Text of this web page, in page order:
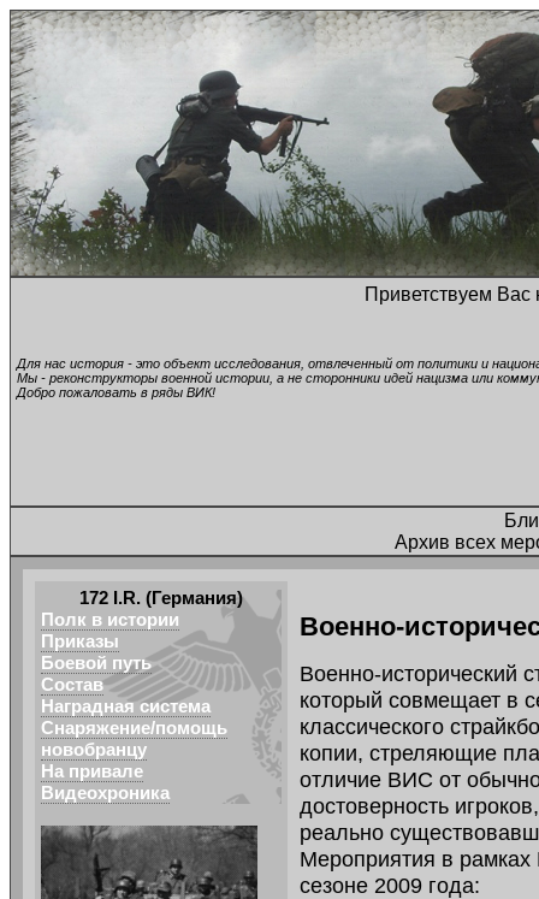
Приветствуем Вас
Для нас история - это объект исследования, отвлеченный от политики и
Мы - реконструкторы военной истории, а не сторонники идей нацизма или
Добро пожаловать в ряды ВИК!
Архив всех
172 I.R. (Германия)
Полк в истории
Приказы
Боевой путь
Состав
Наградная система
Снаряжение/помощь
новобранцу
На привале
Видеохроника
Военно-
Военно-исторический
который совмещает в
классического
копии, стреляющие
отличие ВИС от
достоверность
реально
Мероприятия в
сезоне 2009 года: